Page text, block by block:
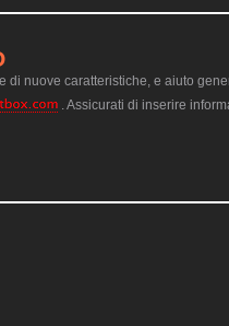
di nuove caratteristiche, e aiuto
. Assicurati di inserire